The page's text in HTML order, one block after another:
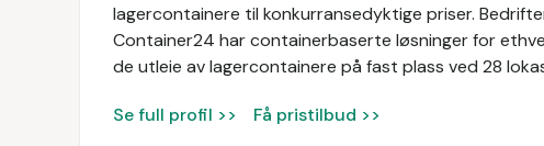
lagercontainere til konkurransedyktige priser.
Container24 har containerbaserte løsninger for
de utleie av lagercontainere på fast plass ved 28
Se full profil >> Få pristilbud >>